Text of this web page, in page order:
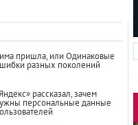
пришла, или Одинаковые
разных поколений
рассказал, зачем
персональные данные